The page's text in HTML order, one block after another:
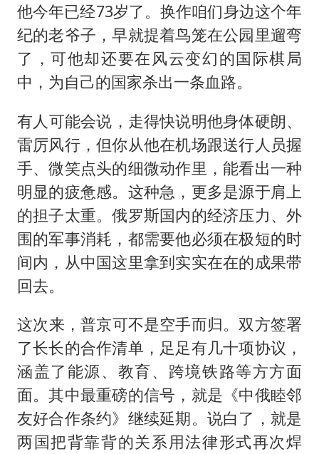
他今年已经73岁了。换作咱们身边这个年
纪的老爷子，早就提着鸟笼在公园里遛弯
了，可他却还要在风云变幻的国际棋局
中，为自己的国家杀出一条血路。
​有人可能会说，走得快说明他身体硬朗、
雷厉风行，但你从他在机场跟送行人员握
手、微笑点头的细微动作里，能看出一种
明显的疲惫感。这种急，更多是源于肩上
的担子太重。俄罗斯国内的经济压力、外
围的军事消耗，都需要他必须在极短的时
间内，从中国这里拿到实实在在的成果带
回去。
​这次来，普京可不是空手而归。双方签署
了长长的合作清单，足足有几十项协议，
涵盖了能源、教育、跨境铁路等方方面
面。其中最重磅的信号，就是《中俄睦邻
友好合作条约》继续延期。说白了，就是
两国把背靠背的关系用法律形式再次焊